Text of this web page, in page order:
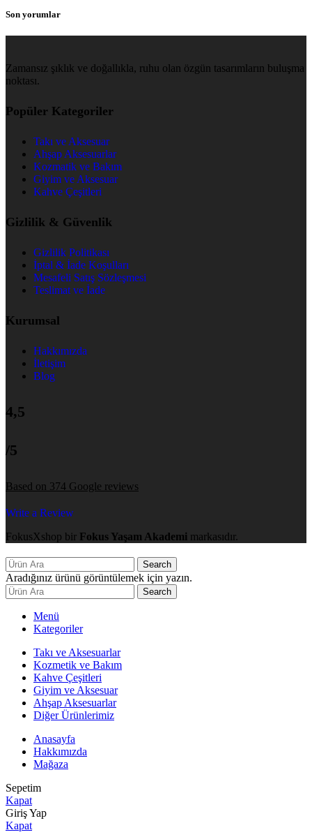
Son yorumlar
Zamansız şıklık ve doğallıkla, ruhu olan özgün tasarımların buluşma
noktası.
Popüler Kategoriler
Takı ve Aksesuar
Ahşap Aksesuarlar
Kozmatik ve Bakım
Giyim ve Aksesuar
Kahve Çeşitleri
Gizlilik & Güvenlik
Gizlilik Politikası
İptal & İade Koşulları
Mesafeli Satış Sözleşmesi
Teslimat ve İade
Kurumsal
Hakkımızda
İletişim
Blog
4,5
/5
Based on 374 Google reviews
Write a Review
FokusXshop bir Fokus Yaşam Akademi markasıdır.
Search
Aradığınız ürünü görüntülemek için yazın.
Search
Menü
Kategoriler
Takı ve Aksesuarlar
Kozmetik ve Bakım
Kahve Çeşitleri
Giyim ve Aksesuar
Ahşap Aksesuarlar
Diğer Ürünlerimiz
Anasayfa
Hakkımızda
Mağaza
Sepetim
Kapat
Giriş Yap
Kapat